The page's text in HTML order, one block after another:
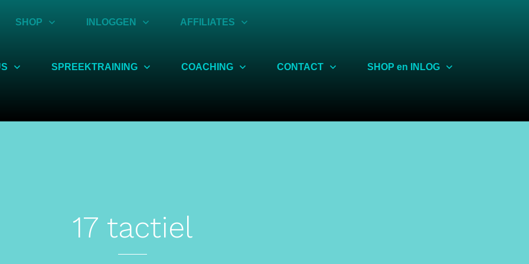
SHOP INLOGGEN AFFILIATES
SPREEKTRAINING COACHING CONTACT SHOP en INLOG
17 tactiel